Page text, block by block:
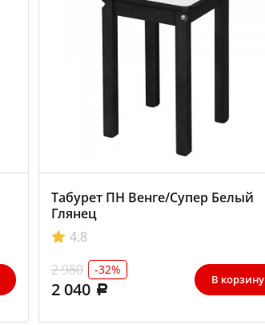
Табурет ПН Венге/Супер Белый
Глянец
4.8
2 980
-32%
2 040 В корзину